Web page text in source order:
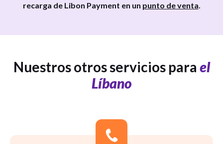
recarga de Libon Payment en un punto de venta.
Nuestros otros servicios para el
Líbano